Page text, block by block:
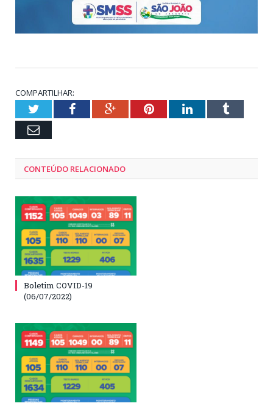
COMPARTILHAR:
TwitterFacebookGoogle+PinterestLinkedInTumblr
Email
CONTEÚDO RELACIONADO
Boletim COVID-19
(06/07/2022)